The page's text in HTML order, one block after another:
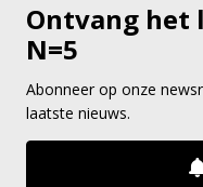
Ontvang het
N=5
Abonneer op onze
laatste nieuws.